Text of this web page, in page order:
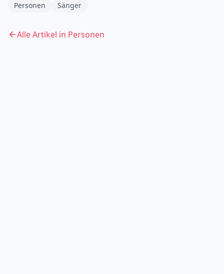
Personen
Sänger
Alle Artikel in Personen